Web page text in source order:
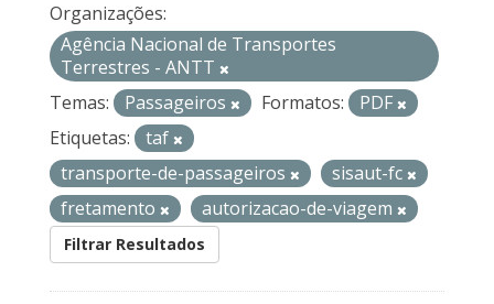
Organizações:
Agência Nacional de Transportes
Terrestres - ANTT
Temas:
Passageiros Formatos:
PDF
Etiquetas:
taf
transporte-de-passageiros
sisaut-fc
fretamento
autorizacao-de-viagem
Filtrar Resultados